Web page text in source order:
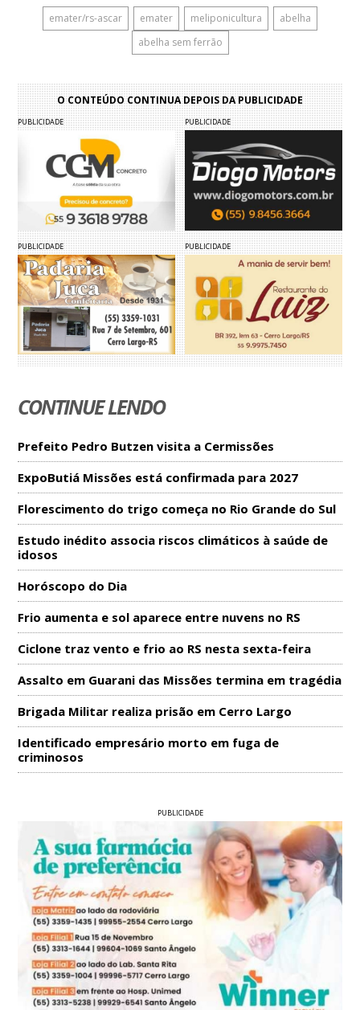
emater/rs-ascar emater meliponicultura
abelha
abelha sem ferrão
O CONTEÚDO CONTINUA DEPOIS DA PUBLICIDADE
PUBLICIDADE PUBLICIDADE
PUBLICIDADE PUBLICIDADE
CONTINUE LENDO
Prefeito Pedro Butzen visita a Cermissões
ExpoButiá Missões está confirmada para 2027
Florescimento do trigo começa no Rio Grande do Sul
Estudo inédito associa riscos climáticos à saúde de
idosos
Horóscopo do Dia
Frio aumenta e sol aparece entre nuvens no RS
Ciclone traz vento e frio ao RS nesta sexta-feira
Assalto em Guarani das Missões termina em tragédia
Brigada Militar realiza prisão em Cerro Largo
Identificado empresário morto em fuga de
criminosos
PUBLICIDADE